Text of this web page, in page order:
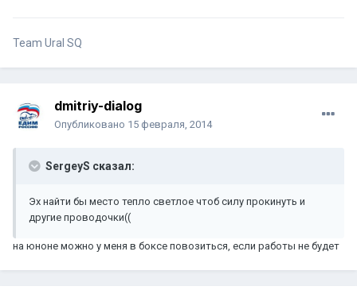
Team Ural SQ
dmitriy-dialog
Опубликовано 15 февраля, 2014
SergeyS сказал:
Эх найти бы место тепло светлое чтоб силу прокинуть и
другие проводочки((
на юноне можно у меня в боксе повозиться, если работы не будет